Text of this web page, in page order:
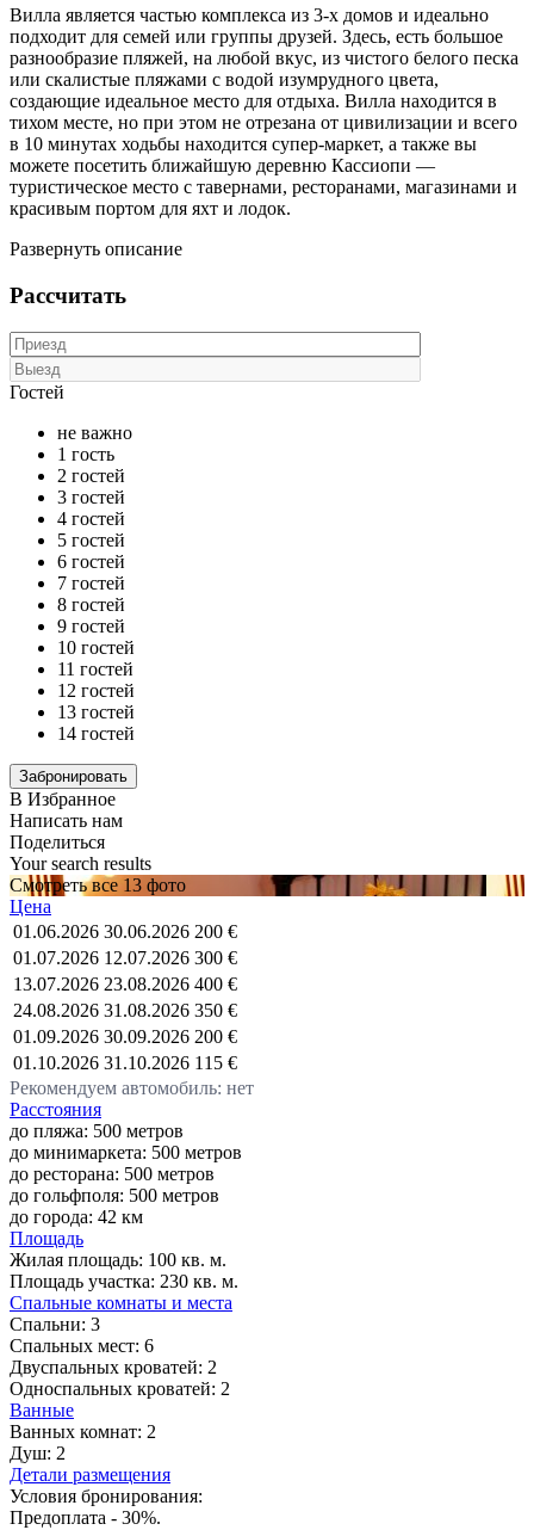
Вилла является частью комплекса из 3-х домов и идеально
подходит для семей или группы друзей. Здесь, есть большое
разнообразие пляжей, на любой вкус, из чистого белого песка
или скалистые пляжами с водой изумрудного цвета,
создающие идеальное место для отдыха. Вилла находится в
тихом месте, но при этом не отрезана от цивилизации и всего
в 10 минутах ходьбы находится супер-маркет, а также вы
можете посетить ближайшую деревню Кассиопи —
туристическое место с тавернами, ресторанами, магазинами и
красивым портом для яхт и лодок.
Развернуть описание
Рассчитать
Гостей
не важно
1 гость
2 гостей
3 гостей
4 гостей
5 гостей
6 гостей
7 гостей
8 гостей
9 гостей
10 гостей
11 гостей
12 гостей
13 гостей
14 гостей
В Избранное
Написать нам
Поделиться
Your search results
Смотреть все 13 фото
Цена
01.06.2026 30.06.2026 200 €
01.07.2026 12.07.2026 300 €
13.07.2026 23.08.2026 400 €
24.08.2026 31.08.2026 350 €
01.09.2026 30.09.2026 200 €
01.10.2026 31.10.2026 115 €
Рекомендуем автомобиль: нет
Расстояния
до пляжа: 500 метров
до минимаркета: 500 метров
до ресторана: 500 метров
до гольфполя: 500 метров
до города: 42 км
Площадь
Жилая площадь: 100 кв. м.
Площадь участка: 230 кв. м.
Спальные комнаты и места
Спальни: 3
Спальных мест: 6
Двуспальных кроватей: 2
Односпальных кроватей: 2
Ванные
Ванных комнат: 2
Душ: 2
Детали размещения
Условия бронирования:
Предоплата - 30%.